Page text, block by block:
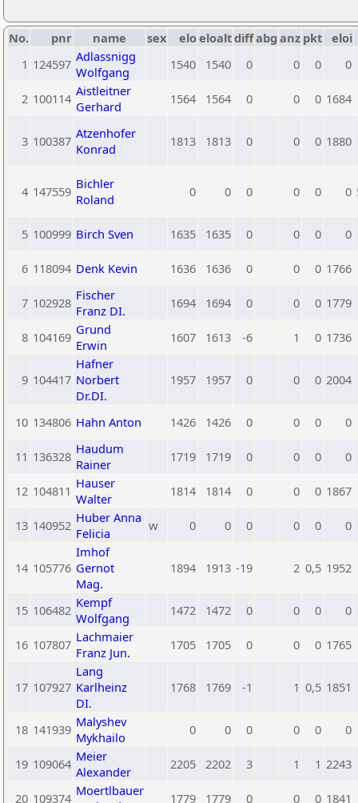
No. pnr name sex eloeloaltdiffabg anz pkt eloi
1 124597 Adlassnigg
Wolfgang
1540 1540 0 0 0 0
2 100114 Aistleitner
Gerhard
1564 1564 0 0 0 1684
3 100387 Atzenhofer
Konrad
1813 1813 0 0 0 1880
4 147559 Bichler
Roland
0 0 0 0 0 0
5 100999 Birch Sven 1635 1635 0 0 0 0
6 118094 Denk Kevin 1636 1636 0 0 0 1766
7 102928 Fischer
Franz DI.
1694 1694 0 0 0 1779
8 104169 Grund
Erwin
1607 1613 -6 1 0 1736
9 104417
Hafner
Norbert
Dr.DI.
1957 1957 0 0 0 2004
10 134806 Hahn Anton 1426 1426 0 0 0 0
11 136328 Haudum
Rainer
1719 1719 0 0 0 0
12 104811 Hauser
Walter
1814 1814 0 0 0 1867
13 140952 Huber Anna
Felicia
w 0 0 0 0 0 0
14 105776
Imhof
Gernot
Mag.
1894 1913 -19 2 0,5 1952
15 106482 Kempf
Wolfgang
1472 1472 0 0 0 0
16 107807 Lachmaier
Franz Jun.
1705 1705 0 0 0 1765
17 107927
Lang
Karlheinz
DI.
1768 1769 -1 1 0,5 1851
18 141939 Malyshev
Mykhailo
0 0 0 0 0 0
19 109064 Meier
Alexander
2205 2202 3 1 1 2243
20 109374 Moertlbauer
1779 1779 0 0 0 1841